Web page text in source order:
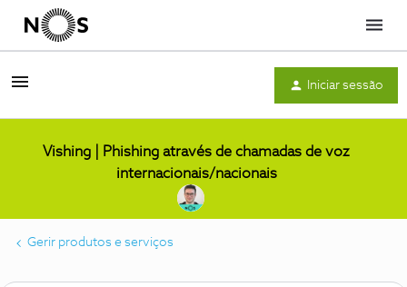
Menu
Iniciar sessão
Vishing | Phishing através de chamadas de voz
internacionais/nacionais
Gerir produtos e serviços